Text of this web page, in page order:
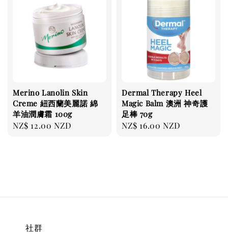
Merino Lanolin Skin
Creme 紐西蘭美麗諾 綿
羊油潤膚霜 100g
Regular
NZ$ 12.00 NZD
Dermal Therapy Heel
Magic Balm 澳洲 神奇護
足棒 70g
Regular
NZ$ 16.00 NZD
社群